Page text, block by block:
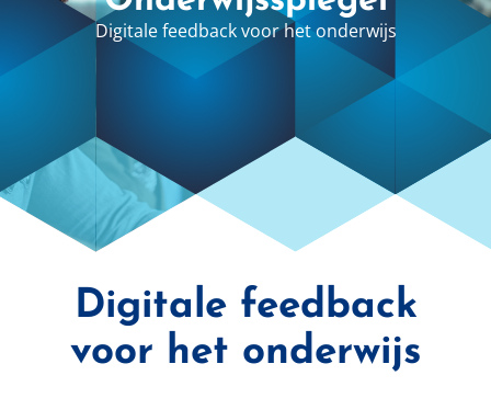
Digitale feedback voor het onderwijs
Digitale feedback
voor het onderwijs